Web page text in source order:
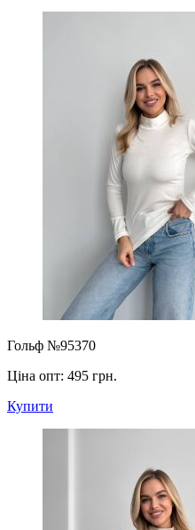
Гольф №95370
Ціна опт: 495 грн.
Купити